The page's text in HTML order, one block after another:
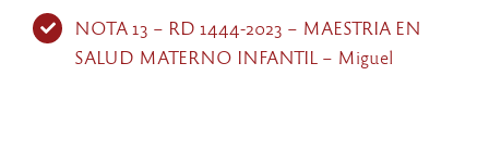
NOTA 13 – RD 1444-2023 – MAESTRIA EN
SALUD MATERNO INFANTIL – Miguel